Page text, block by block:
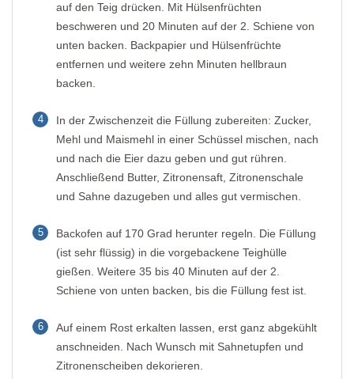
auf den Teig drücken. Mit Hülsenfrüchten
beschweren und 20 Minuten auf der 2. Schiene von
unten backen. Backpapier und Hülsenfrüchte
entfernen und weitere zehn Minuten hellbraun
backen.
4
In der Zwischenzeit die Füllung zubereiten: Zucker,
Mehl und Maismehl in einer Schüssel mischen, nach
und nach die Eier dazu geben und gut rühren.
Anschließend Butter, Zitronensaft, Zitronenschale
und Sahne dazugeben und alles gut vermischen.
5
Backofen auf 170 Grad herunter regeln. Die Füllung
(ist sehr flüssig) in die vorgebackene Teighülle
gießen. Weitere 35 bis 40 Minuten auf der 2.
Schiene von unten backen, bis die Füllung fest ist.
6
Auf einem Rost erkalten lassen, erst ganz abgekühlt
anschneiden. Nach Wunsch mit Sahnetupfen und
Zitronenscheiben dekorieren.